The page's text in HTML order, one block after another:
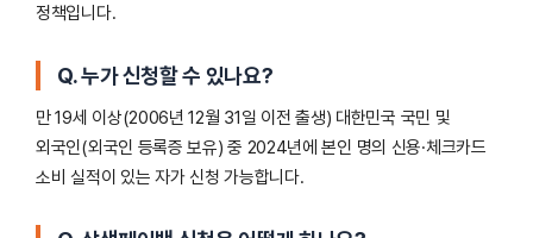
정책입니다.
Q. 누가 신청할 수 있나요?
만 19세 이상(2006년 12월 31일 이전 출생) 대한민국 국민 및
외국인(외국인 등록증 보유) 중 2024년에 본인 명의 신용·체크카드
소비 실적이 있는 자가 신청 가능합니다.